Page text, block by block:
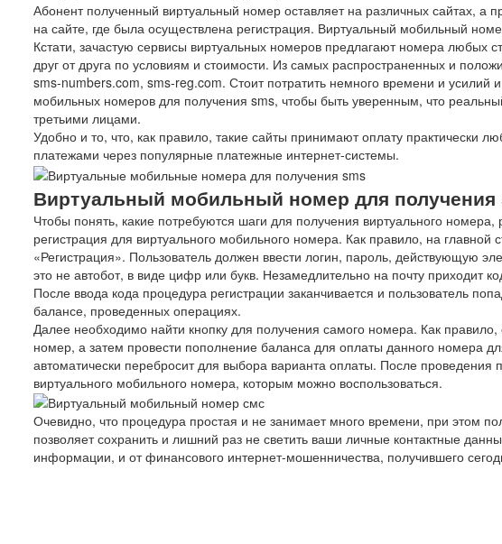
Абонент полученный виртуальный номер оставляет на различных сайтах,
на сайте, где была осуществлена регистрация. Виртуальный мобильный
Кстати, зачастую сервисы виртуальных номеров предлагают номера любых
друг от друга по условиям и стоимости. Из самых распространенных и
sms-numbers.com, sms-reg.com. Стоит потратить немного времени и усилий
мобильных номеров для получения sms, чтобы быть уверенным, что
третьими лицами.
Удобно и то, что, как правило, такие сайты принимают оплату практически
платежами через популярные платежные интернет-системы.
Виртуальный мобильный номер для получения
Чтобы понять, какие потребуются шаги для получения виртуального
регистрация для виртуального мобильного номера. Как правило, на главной
«Регистрация». Пользователь должен ввести логин, пароль, действующую
это не автобот, в виде цифр или букв. Незамедлительно на почту приходит
После ввода кода процедура регистрации заканчивается и пользователь
балансе, проведенных операциях.
Далее необходимо найти кнопку для получения самого номера. Как правило,
номер, а затем провести пополнение баланса для оплаты данного номера
автоматически перебросит для выбора варианта оплаты. После проведения
виртуального мобильного номера, которым можно воспользоваться.
Очевидно, что процедура простая и не занимает много времени, при этом
позволяет сохранить и лишний раз не светить ваши личные контактные
информации, и от финансового интернет-мошенничества, получившего